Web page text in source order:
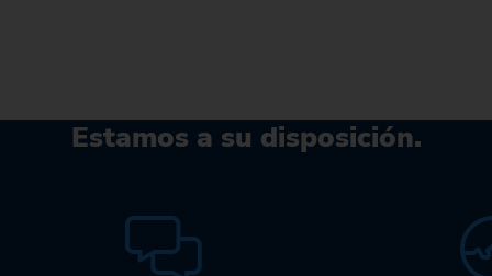
Estamos a su disposición.